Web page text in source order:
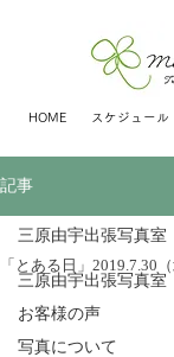
HOME スケジュール
記事
三原由宇出張写真室
お客様の声
写真について
三原由宇出張写真室
「とある日」2019.7.30